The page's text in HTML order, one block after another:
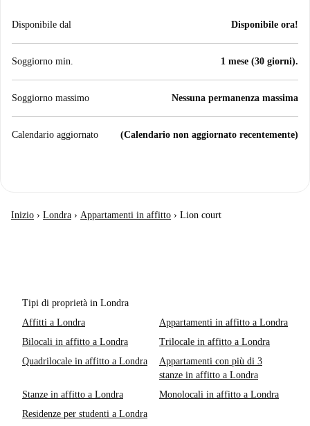
Disponibile dal Disponibile ora!
Soggiorno min. 1 mese (30 giorni).
Soggiorno massimo Nessuna permanenza massima
Calendario aggiornato (Calendario non aggiornato recentemente)
Inizio › Londra › Appartamenti in affitto › Lion court
Tipi di proprietà in Londra
Affitti a Londra
Appartamenti in affitto a Londra
Bilocali in affitto a Londra
Trilocale in affitto a Londra
Quadrilocale in affitto a Londra
Appartamenti con più di 3
stanze in affitto a Londra
Stanze in affitto a Londra
Monolocali in affitto a Londra
Residenze per studenti a Londra